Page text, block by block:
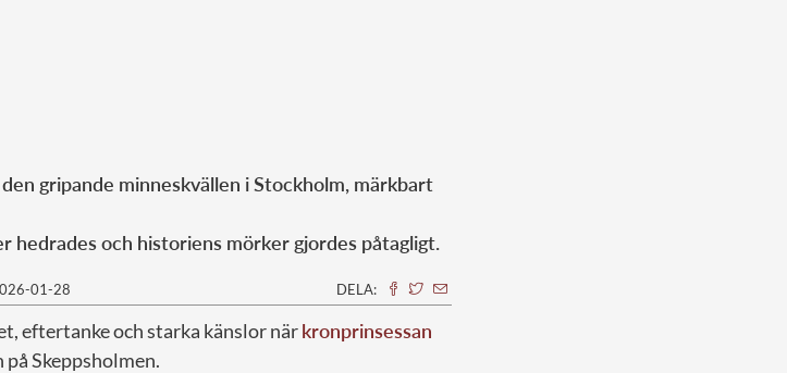
gripande minneskvällen i Stockholm, märkbart
hedrades och historiens mörker gjordes påtagligt.
01-28 DELA:
eftertanke och starka känslor närkronprinsessan
Skeppsholmen.